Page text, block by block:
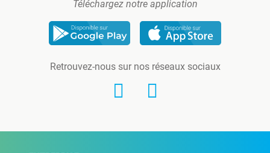
Téléchargez notre application
Retrouvez-nous sur nos réseaux sociaux